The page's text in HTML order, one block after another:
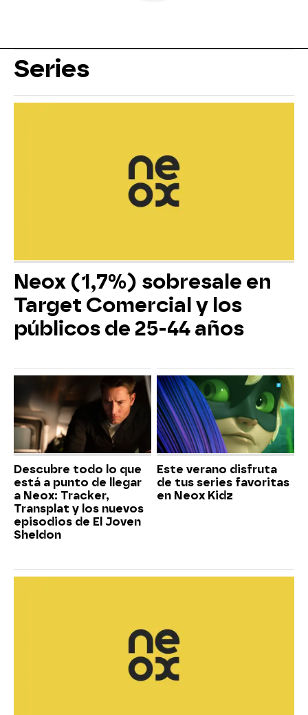
Series
Neox (1,7%) sobresale en
Target Comercial y los
públicos de 25-44 años
Descubre todo lo que
está a punto de llegar
a Neox: Tracker,
Transplat y los nuevos
episodios de El Joven
Sheldon
Este verano disfruta
de tus series favoritas
en Neox Kidz